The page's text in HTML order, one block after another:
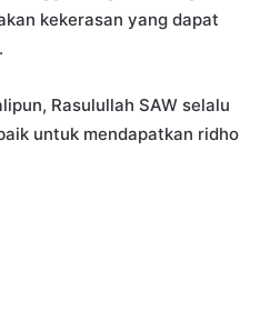
kekerasan yang dapat
Rasulullah SAW selalu
untuk mendapatkan ridho